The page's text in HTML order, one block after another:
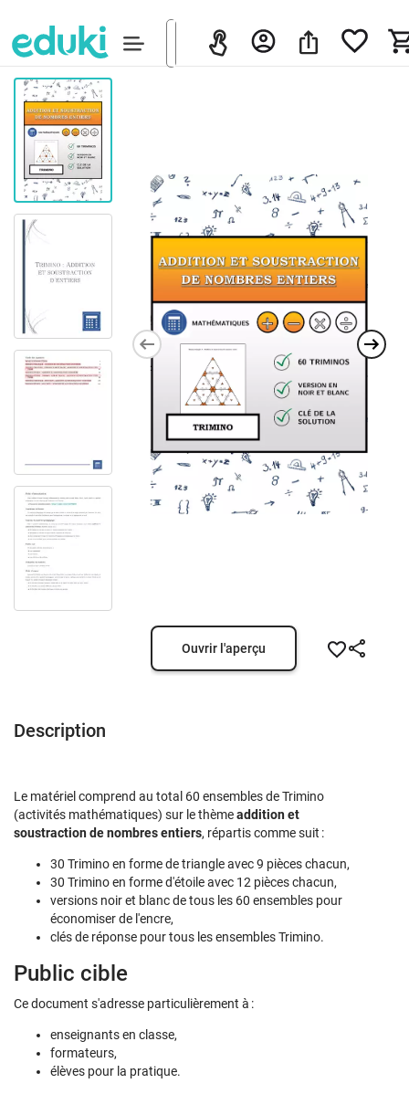
Ouvrir l'aperçu
Description
Le matériel comprend au total 60 ensembles de Trimino
(activités mathématiques) sur le thèmeaddition et
soustraction de nombres entiers, répartis comme suit :
30 Trimino en forme de triangle avec 9 pièces chacun,
30 Trimino en forme d'étoile avec 12 pièces chacun,
versions noir et blanc de tous les 60 ensembles pour
économiser de l'encre,
clés de réponse pour tous les ensembles Trimino.
Public cible
Ce document s'adresse particulièrement à :
enseignants en classe,
formateurs,
élèves pour la pratique.